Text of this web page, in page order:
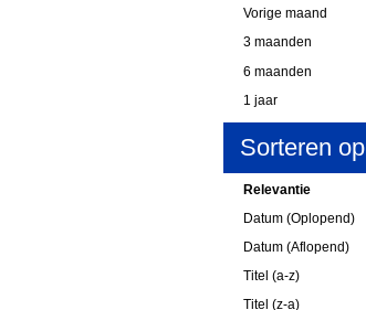
Vorige maand
3 maanden
6 maanden
1 jaar
Sorteren op
Relevantie
Datum (Oplopend)
Datum (Aflopend)
Titel (a-z)
Titel (z-a)